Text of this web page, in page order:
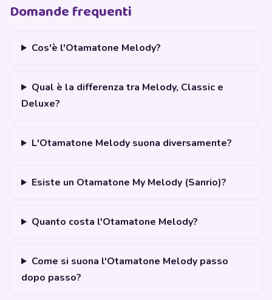
Domande frequenti
Cos'è l'Otamatone Melody?
Qual è la differenza tra Melody, Classic e
Deluxe?
L'Otamatone Melody suona diversamente?
Esiste un Otamatone My Melody (Sanrio)?
Quanto costa l'Otamatone Melody?
Come si suona l'Otamatone Melody passo
dopo passo?